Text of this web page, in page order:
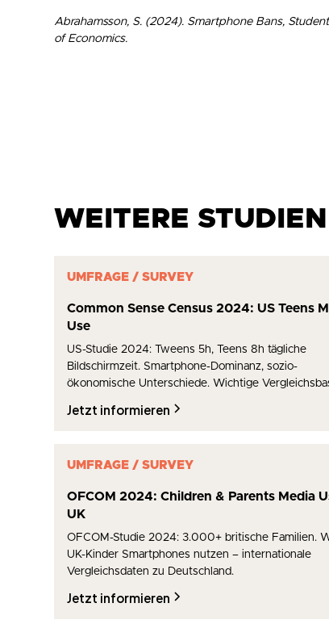
Abrahamsson, S. (2024). Smartphone Bans,
of Economics.
WEITERE STUDIEN
UMFRAGE / SURVEY
Common Sense Census 2024: US Teens
Use
US-Studie 2024: Tweens 5h, Teens 8h tägliche
Bildschirmzeit. Smartphone-Dominanz, sozio-
ökonomische Unterschiede. Wichtige
Jetzt informieren
UMFRAGE / SURVEY
OFCOM 2024: Children & Parents Media
UK
OFCOM-Studie 2024: 3.000+ britische Familien.
UK-Kinder Smartphones nutzen – internationale
Vergleichsdaten zu Deutschland.
Jetzt informieren